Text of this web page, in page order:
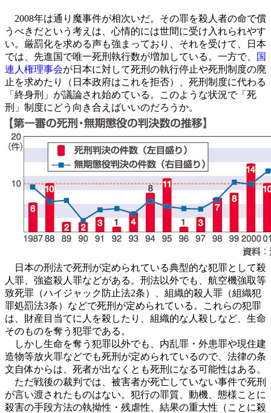
2008年は通り魔事件が相次いだ。その罪を殺人者の命で償
うべきだという考えは、心情的には世間に受け入れられやす
い。厳罰化を求める声も強まっており、それを受けて、日本
では、先進国で唯一死刑執行数が増加している。一方で、
国
連人権理事会が日本に対して死刑の執行停止や死刑制度の廃
止を求めたり（日本政府はこれを拒否）、死刑制度に代わる
「終身刑」が議論され始めている。このような状況で「死
刑」制度にどう向き合えばいいのだろうか。
日本の刑法で死刑が定められている典型的な犯罪として殺
人罪、強盗殺人罪などがある。刑法以外でも、航空機強取等
致死罪（ハイジャック防止法2条）、組織的殺人罪（組織犯
罪処罰法3条）などで死刑が定められている。これらの犯罪
は、財産目当てに人を殺したり、組織的な人殺しなど、生命
そのものを奪う犯罪である。
しかし生命を奪う犯罪以外でも、内乱罪・外患罪や現住建
造物等放火罪などでも死刑が定められているので、法律の条
文自体からは、死者が出なくとも死刑になる可能性はある。
ただ戦後の裁判では、被害者が死亡していない事件で死刑
が言い渡されたものはない。犯行の罪質、動機、態様ことに
殺害の手段方法の執拗性・残虐性、結果の重大性（ことに殺